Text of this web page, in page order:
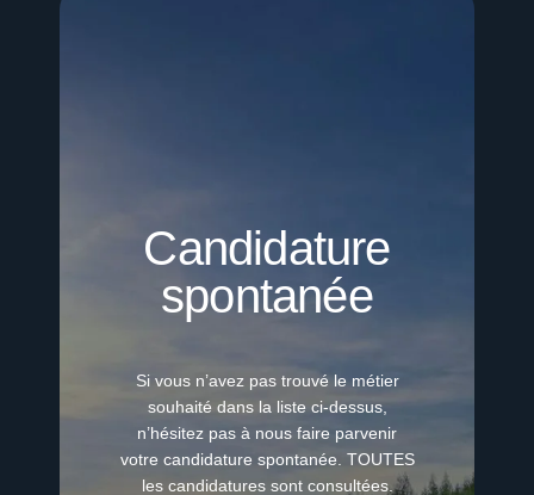
Candidature
spontanée
Si vous n’avez pas trouvé le métier
souhaité dans la liste ci-dessus,
n’hésitez pas à nous faire parvenir
votre candidature spontanée. TOUTES
les candidatures sont consultées.